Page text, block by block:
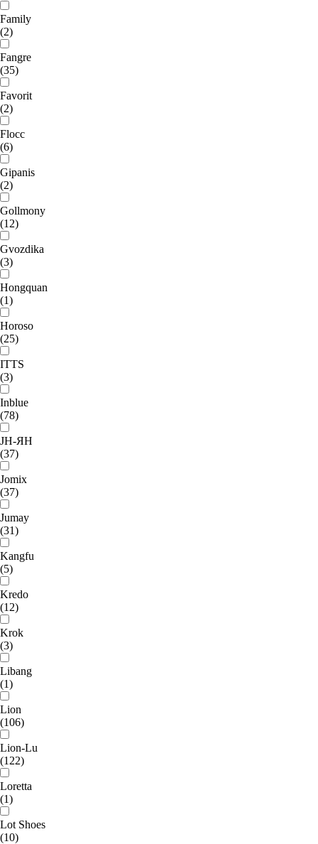
Family
(2)
Fangre
(35)
Favorit
(2)
Flocc
(6)
Gipanis
(2)
Gollmony
(12)
Gvozdika
(3)
Hongquan
(1)
Horoso
(25)
ITTS
(3)
Inblue
(78)
JH-ЯН
(37)
Jomix
(37)
Jumay
(31)
Kangfu
(5)
Kredo
(12)
Krok
(3)
Libang
(1)
Lion
(106)
Lion-Lu
(122)
Loretta
(1)
Lot Shoes
(10)